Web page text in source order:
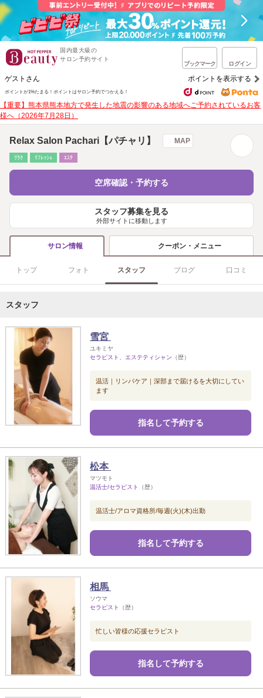
国内最大級の
サロン予約サイト
ブックマーク ログイン
ゲストさん ポイントを表示する
ポイントが1%たまる！ ポイントはサロン予約でつかえる！
【重要】熊本県熊本地方で発生した地震の影響のある地域へご予約されているお客
様へ（2026年7月28日）
Relax Salon Pachari【パチャリ】 MAP
ﾘﾗｸ ﾘﾌﾚｯｼｭ ｴｽﾃ
空席確認・予約する
スタッフ募集を見る
外部サイトに移動します
サロン情報 クーポン・メニュー
トップ フォト スタッフ ブログ 口コミ
スタッフ
雪宮
ユキミヤ
セラピスト、エステティシャン （歴）
温活｜リンパケア｜深部まで届けるを大切にしてい
ます
指名して予約する
松本
マツモト
温活士/セラピスト
（歴）
温活士/アロマ資格所/毎週(火)(木)出勤
指名して予約する
相馬
ソウマ
セラピスト
（歴）
忙しい皆様の応援セラピスト
指名して予約する